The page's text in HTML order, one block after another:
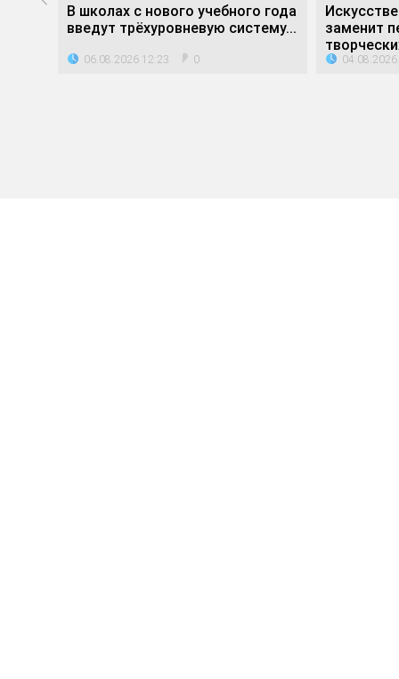
В школах с нового учебного года
введут трёхуровневую систему...
06.08.2026 12:23 0
заменит